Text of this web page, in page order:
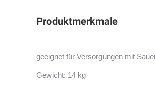
Produktmerkmale
geeignet für Versorgungen mit
Gewicht: 14 kg